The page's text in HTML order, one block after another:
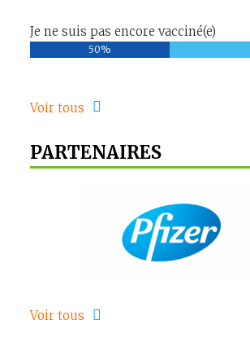
Je ne suis pas encore vacciné(e)
50%
Voir tous
PARTENAIRES
Voir tous